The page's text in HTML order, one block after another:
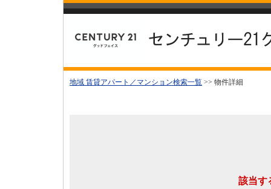
地域 賃貸アパート／マンション検索一覧 >> 物件詳細
該当す